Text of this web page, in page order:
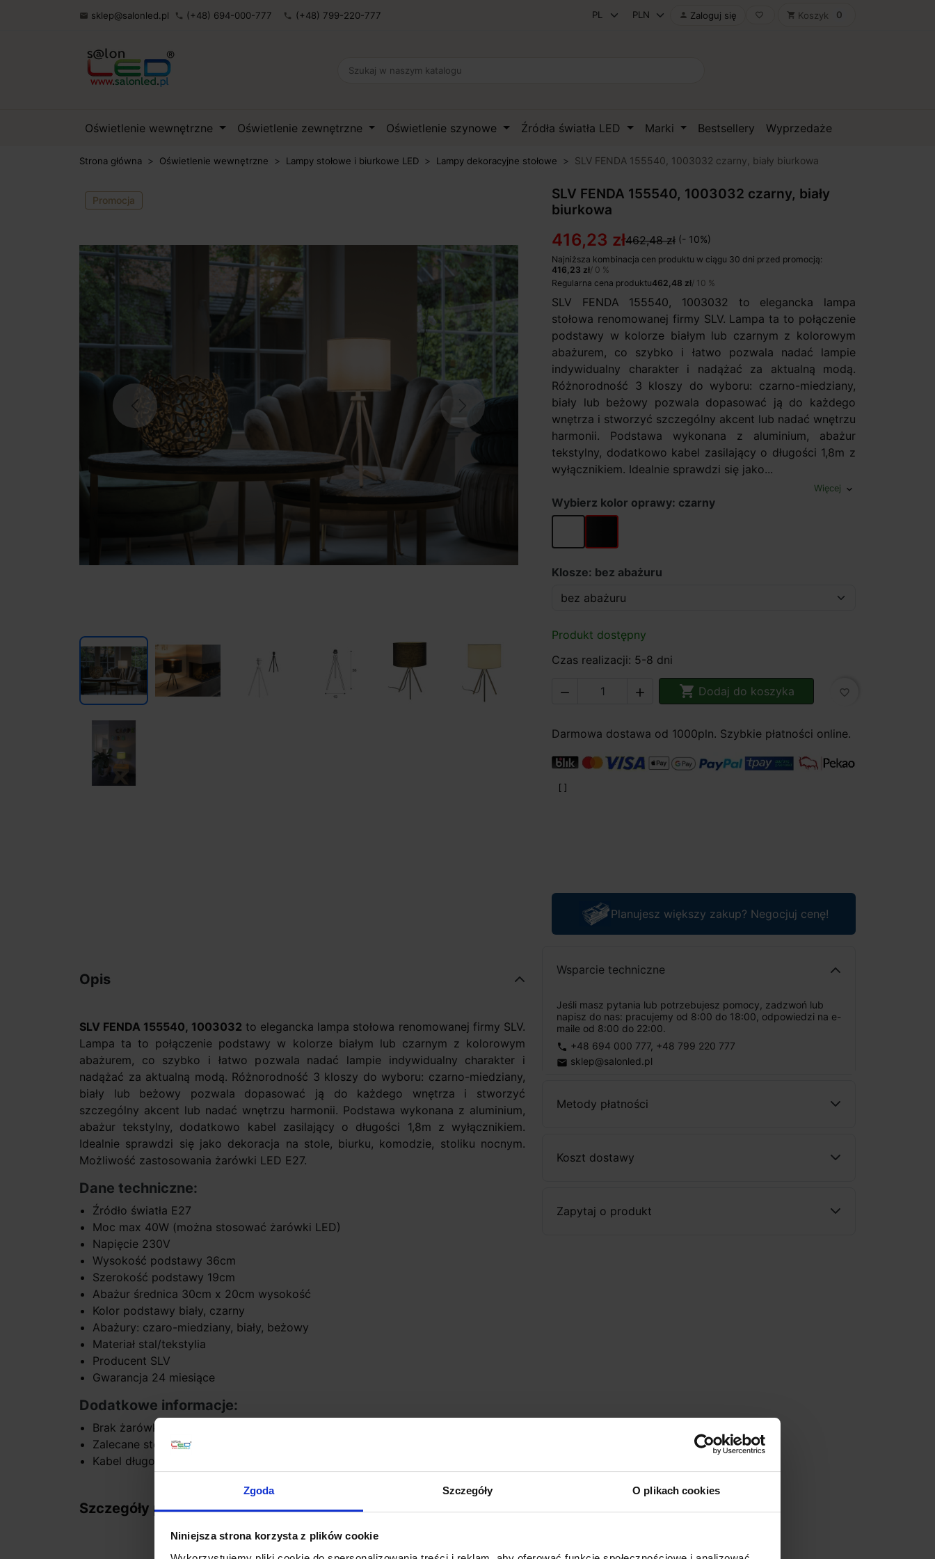
Zgoda Szczegóły O plikach cookies
Niniejsza strona korzysta z plików cookie
 sklep@salonled.pl phone (+48) 694-000-777 phone (+48) 799-220-777  Zaloguj się favorite_border shopping_cart Koszyk 0
Oświetlenie wewnętrzne Oświetlenie zewnętrzne Oświetlenie szynowe Źródła światła LED Marki Bestsellery Wyprzedaże
Strona główna Oświetlenie wewnętrzne Lampy stołowe i biurkowe LED Lampy dekoracyjne stołowe SLV FENDA 155540, 1003032 czarny, biały biurkowa
Promocja
Previous
SLV FENDA 155540, 1003032 czarny, biały
biurkowa
416,23 zł462,48 zł (- 10%)
Najniższa kombinacja cen produktu w ciągu 30 dni przed promocją:
416,23 zł/ 0 %
Regularna cena produktu462,48 zł/ 10 %
SLV FENDA 155540, 1003032 to elegancka lampa
stołowa renomowanej firmy SLV. Lampa ta to połączenie
podstawy w kolorze białym lub czarnym z kolorowym
abażurem, co szybko i łatwo pozwala nadać lampie
indywidualny charakter i nadążać za aktualną modą.
Różnorodność 3 kloszy do wyboru: czarno-miedziany,
biały lub beżowy pozwala dopasować ją do każdego
wnętrza i stworzyć szczególny akcent lub nadać wnętrzu
harmonii. Podstawa wykonana z aluminium, abażur
tekstylny, dodatkowo kabel zasilający o długości 1,8m z
wyłącznikiem. Idealnie sprawdzi się jako...
Więcej expand_more
Wybierz kolor oprawy: czarny
biały czarny
Klosze: bez abażuru
Produkt dostępny
Czas realizacji: 5-8 dni
   Dodaj do koszyka favorite_border
Darmowa dostawa od 1000pln. Szybkie płatności online.
Planujesz większy zakup? Negocjuj cenę!
Wsparcie techniczne
Jeśli masz pytania lub potrzebujesz pomocy, zadzwoń lub
napisz do nas: pracujemy od 8:00 do 18:00, odpowiedzi na e-
maile od 8:00 do 22:00.
phone +48 694 000 777, +48 799 220 777
email sklep@salonled.pl
Metody płatności
Koszt dostawy
Zapytaj o produkt
Opis
SLV FENDA 155540, 1003032 to elegancka lampa stołowa renomowanej firmy SLV.
Lampa ta to połączenie podstawy w kolorze białym lub czarnym z kolorowym
abażurem, co szybko i łatwo pozwala nadać lampie indywidualny charakter i
nadążać za aktualną modą. Różnorodność 3 kloszy do wyboru: czarno-miedziany,
biały lub beżowy pozwala dopasować ją do każdego wnętrza i stworzyć
szczególny akcent lub nadać wnętrzu harmonii. Podstawa wykonana z aluminium,
abażur tekstylny, dodatkowo kabel zasilający o długości 1,8m z wyłącznikiem.
Idealnie sprawdzi się jako dekoracja na stole, biurku, komodzie, stoliku nocnym.
Możliwość zastosowania żarówki LED E27.
Dane techniczne:
Źródło światła E27
Moc max 40W (można stosować żarówki LED)
Napięcie 230V
Wysokość podstawy 36cm
Szerokość podstawy 19cm
Abażur średnica 30cm x 20cm wysokość
Kolor podstawy biały, czarny
Abażury: czaro-miedziany, biały, beżowy
Materiał stal/tekstylia
Producent SLV
Gwarancja 24 miesiące
Dodatkowe informacje:
Brak żarówki w komplecie
Zalecane stosowanie żarówki LED
Kabel długość 1,8m z włacznikiem, zakończony wtyczką euro
Szczegóły produktu